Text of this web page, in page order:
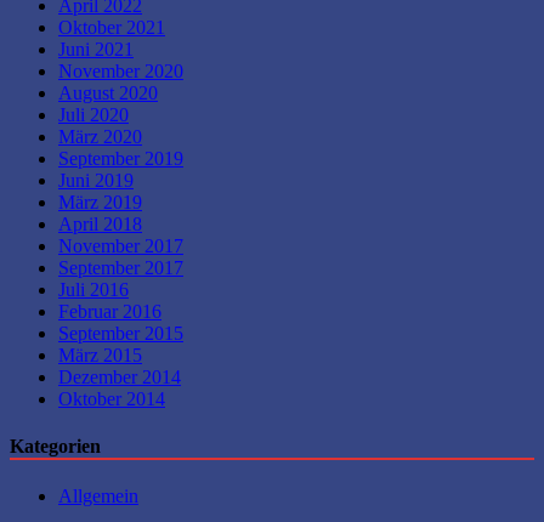
April 2022
Oktober 2021
Juni 2021
November 2020
August 2020
Juli 2020
März 2020
September 2019
Juni 2019
März 2019
April 2018
November 2017
September 2017
Juli 2016
Februar 2016
September 2015
März 2015
Dezember 2014
Oktober 2014
Kategorien
Allgemein